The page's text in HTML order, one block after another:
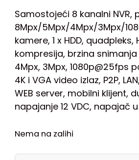
Samostojeći 8 kanalni NVR,
8Mpx/5Mpx/4Mpx/3Mpx/
kamere, 1 x HDD, quadpleks,
kompresija, brzina snimanja
4Mpx, 3Mpx, 1080p@25fps
4K i VGA video izlaz, P2P,
WEB server, mobilni klijent,
napajanje 12 VDC, napajač
Nema na zalihi